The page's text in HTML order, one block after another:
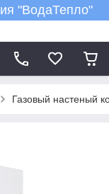
"ВодаТепло"
Газовый настеный